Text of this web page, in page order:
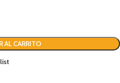
AL CARRITO